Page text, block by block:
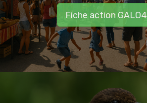
Fiche action GALO4